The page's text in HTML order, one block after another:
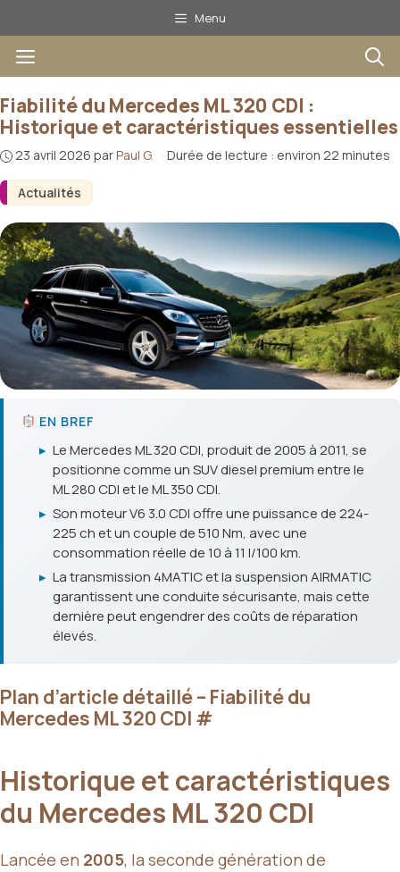
au
contenu
Menu
Menu
Actualités
Fiabilité du Mercedes ML 320 CDI :
Historique et caractéristiques essentielles
23 avril 2026 parPaul G. · Durée de lecture : environ 22 minutes
EN BREF
▸ Le Mercedes ML 320 CDI, produit de 2005 à 2011, se
positionne comme un SUV diesel premium entre le
ML 280 CDI et le ML 350 CDI.
▸ Son moteur V6 3.0 CDI offre une puissance de 224-
225 ch et un couple de 510 Nm, avec une
consommation réelle de 10 à 11 l/100 km.
▸ La transmission 4MATIC et la suspension AIRMATIC
garantissent une conduite sécurisante, mais cette
dernière peut engendrer des coûts de réparation
élevés.
Plan d’article détaillé – Fiabilité du
Mercedes ML 320 CDI #
Historique et caractéristiques
du Mercedes ML 320 CDI
Lancée en 2005, la seconde génération de